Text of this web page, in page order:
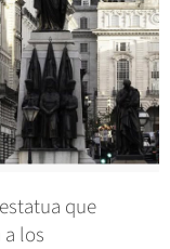
que
los